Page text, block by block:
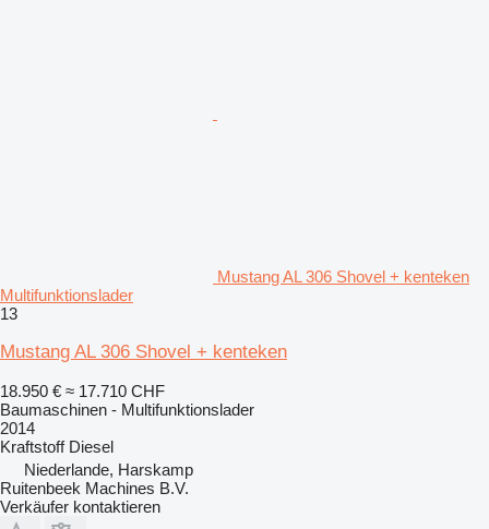
Mustang AL 306 Shovel + kenteken
Multifunktionslader
13
Mustang AL 306 Shovel + kenteken
18.950 € ≈ 17.710 CHF
Baumaschinen - Multifunktionslader
2014
Kraftstoff Diesel
Niederlande, Harskamp
Ruitenbeek Machines B.V.
Verkäufer kontaktieren